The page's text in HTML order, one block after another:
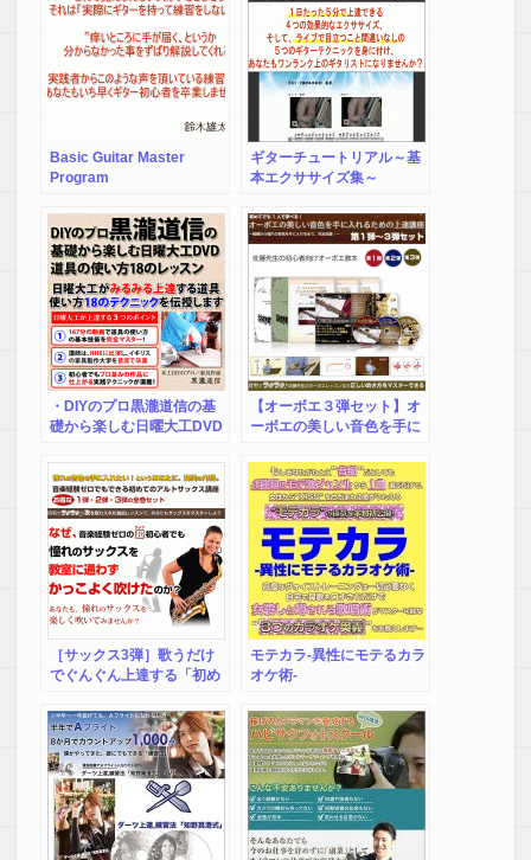
Basic Guitar Master
Program
ギターチュートリアル～基
本エクササイズ集～
・DIYのプロ黒瀧道信の基
礎から楽しむ日曜大工DVD
【6大特典付き】
【オーボエ３弾セット】オ
ーボエの美しい音色を手に
３弾セット
［サックス3弾］歌うだけ
でぐんぐん上達する「初め
3弾セット
モテカラ-異性にモテるカラ
オケ術-